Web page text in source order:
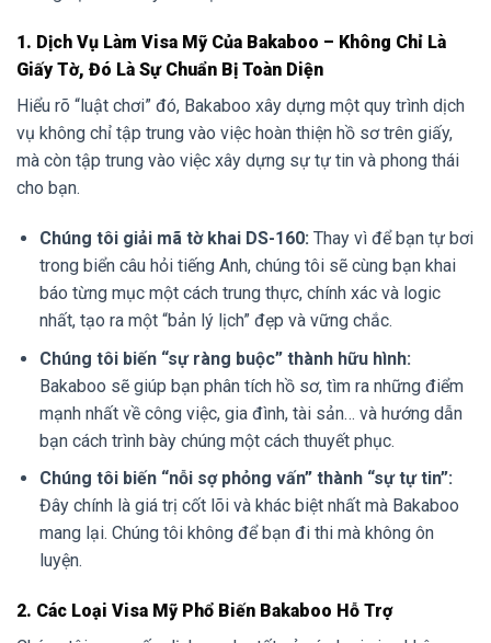
1. Dịch Vụ Làm Visa Mỹ Của Bakaboo – Không Chỉ Là
Giấy Tờ, Đó Là Sự Chuẩn Bị Toàn Diện
Hiểu rõ “luật chơi” đó, Bakaboo xây dựng một quy trình dịch
vụ không chỉ tập trung vào việc hoàn thiện hồ sơ trên giấy,
mà còn tập trung vào việc xây dựng sự tự tin và phong thái
cho bạn.
Chúng tôi giải mã tờ khai DS-160: Thay vì để bạn tự bơi
trong biển câu hỏi tiếng Anh, chúng tôi sẽ cùng bạn khai
báo từng mục một cách trung thực, chính xác và logic
nhất, tạo ra một “bản lý lịch” đẹp và vững chắc.
Chúng tôi biến “sự ràng buộc” thành hữu hình:
Bakaboo sẽ giúp bạn phân tích hồ sơ, tìm ra những điểm
mạnh nhất về công việc, gia đình, tài sản… và hướng dẫn
bạn cách trình bày chúng một cách thuyết phục.
Chúng tôi biến “nỗi sợ phỏng vấn” thành “sự tự tin”:
Đây chính là giá trị cốt lõi và khác biệt nhất mà Bakaboo
mang lại. Chúng tôi không để bạn đi thi mà không ôn
luyện.
2. Các Loại Visa Mỹ Phổ Biến Bakaboo Hỗ Trợ